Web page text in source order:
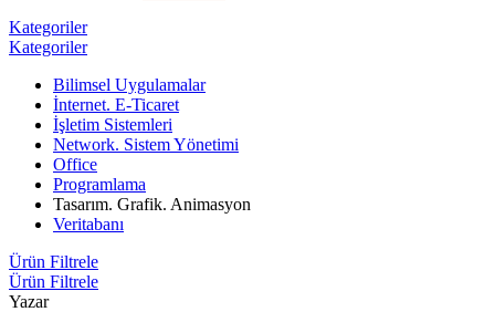
Kategoriler
Kategoriler
Bilimsel Uygulamalar
İnternet. E-Ticaret
İşletim Sistemleri
Network. Sistem Yönetimi
Office
Programlama
Tasarım. Grafik. Animasyon
Veritabanı
Ürün Filtrele
Ürün Filtrele
Yazar